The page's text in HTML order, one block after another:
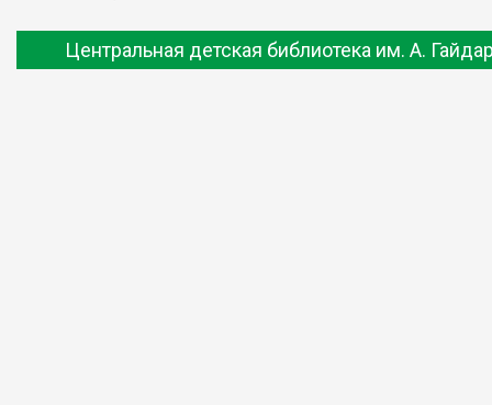
Центральная детская библиотека им. А.